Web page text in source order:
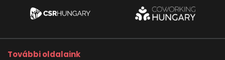
További oldalaink